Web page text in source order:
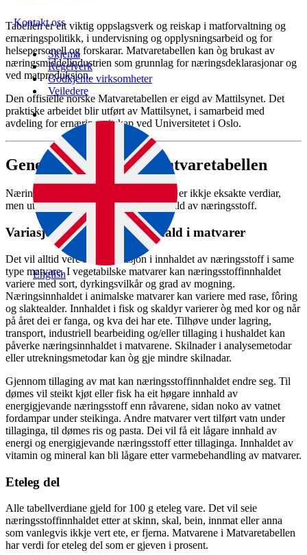
Kontakt oss
Skjema
Regelverk
Godkjente virksomheter
Veiledere
English
Tabellen er eit viktig oppslagsverk og reiskap i matforvaltning og
ernæringspolitikk, i undervisning og opplysningsarbeid og for
helsepersonell og forskarar. Matvaretabellen kan òg brukast av
næringsmiddelindustrien som grunnlag for næringsdeklarasjonar og
ved matproduksjon.
Den offisielle norske Matvaretabellen er eigd av Mattilsynet. Det
praktiske arbeidet blir utført av Mattilsynet, i samarbeid med
avdeling for ernæringsvitskap ved Universitetet i Oslo.
Generelt om dataa i Matvaretabellen
Næringsstoffverdiane i Matvaretabellen er ikkje eksakte verdiar,
men utgjer representative nivå for innhald av næringsstoff.
Variasjon i næringsstoffinnhald i matvarer
Det vil alltid vere noko variasjon i innhaldet av næringsstoff i same
type matvare. I vegetabilske matvarer kan næringsstoffinnhaldet
variere med sort, dyrkingsvilkår og grad av mogning.
Næringsinnhaldet i animalske matvarer kan variere med rase, fôring
og slaktealder. Innhaldet i fisk og skaldyr varierer òg med kor og når
på året dei er fanga, og kva dei har ete. Tilhøve under lagring,
transport, industriell bearbeiding og/eller tillaging i hushaldet kan
påverke næringsinnhaldet i matvarene. Skilnader i analysemetodar
eller utrekningsmetodar kan òg gje mindre skilnadar.
Gjennom tillaging av mat kan næringsstoffinnhaldet endre seg. Til
dømes vil steikt kjøt eller fisk ha eit høgare innhald av
energigjevande næringsstoff enn råvarene, sidan noko av vatnet
fordampar under steikinga. Andre matvarer vert tilført vatn under
tillaginga, til dømes ris og pasta. Dei vil få eit lågare innhald av
energi og energigjevande næringsstoff etter tillaginga. Innhaldet av
vitamin og mineral kan bli lågare etter varmebehandling av matvarer.
Eteleg del
Alle tabellverdiane gjeld for 100 g eteleg vare. Det vil seie
næringsstoffinnhaldet etter at skinn, skal, bein, innmat eller anna
som vanlegvis ikkje vert ete, er fjerna. Matvarene i Matvaretabellen
har verdi for eteleg del som er gjeven i prosent.